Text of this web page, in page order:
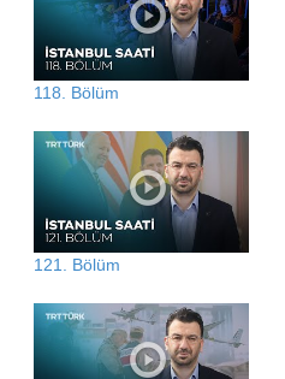
118. Bölüm
121. Bölüm